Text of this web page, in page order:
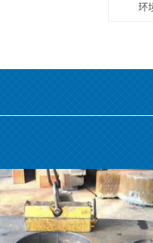
环